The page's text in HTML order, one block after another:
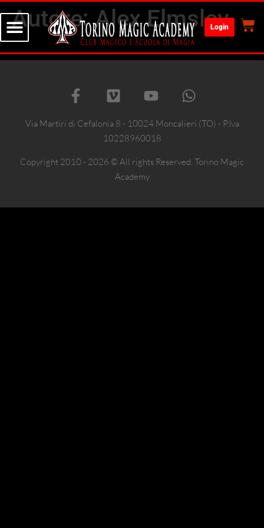
Login
Autore:Alex Elmsley
Via Martiri di Cefalonia 8 - 10024 Moncalieri (TO) - P.Iva
10228960018
Copyright 2010 - 2026 © All rights Reserved. Torino Magic
Academy